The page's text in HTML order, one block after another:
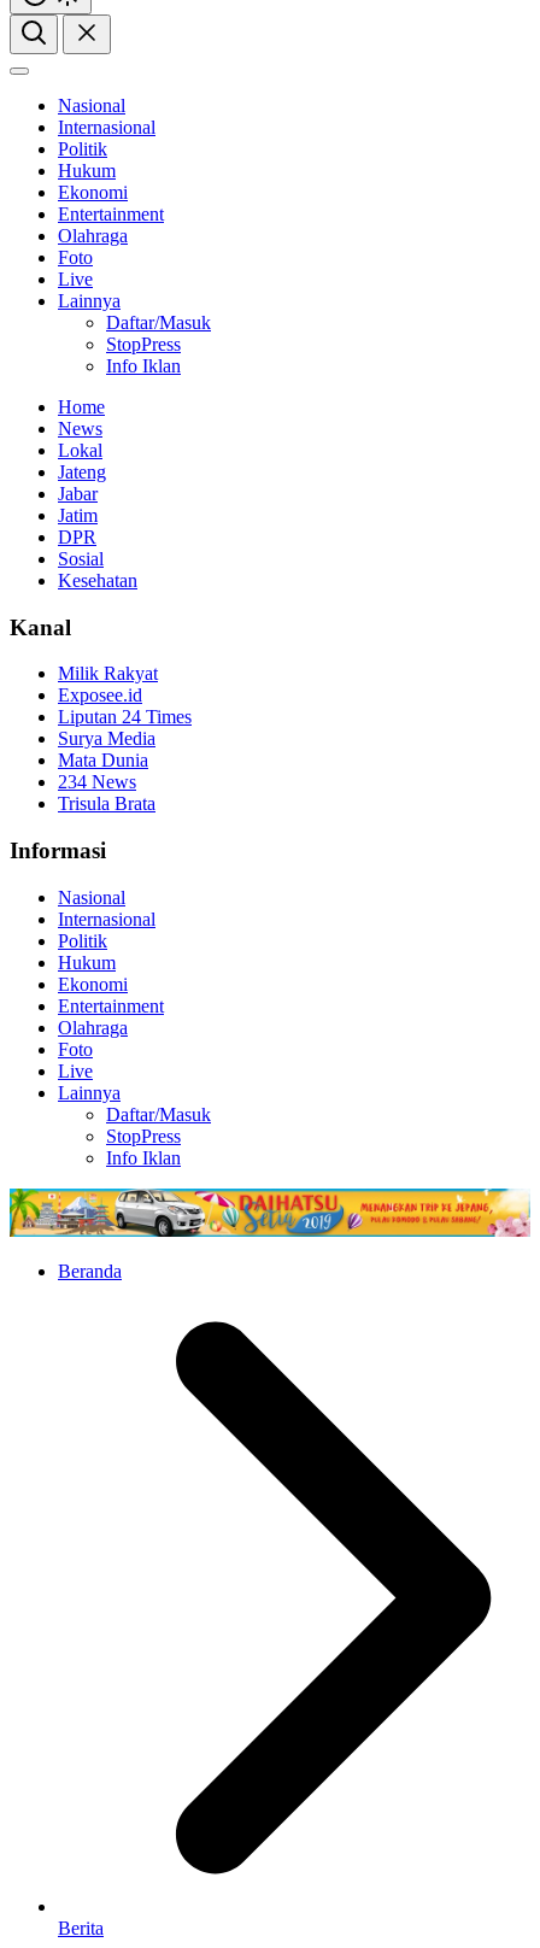
Nasional
Internasional
Politik
Hukum
Ekonomi
Entertainment
Olahraga
Foto
Live
Lainnya
Daftar/Masuk
StopPress
Info Iklan
Home
News
Lokal
Jateng
Jabar
Jatim
DPR
Sosial
Kesehatan
Kanal
Milik Rakyat
Exposee.id
Liputan 24 Times
Surya Media
Mata Dunia
234 News
Trisula Brata
Informasi
Nasional
Internasional
Politik
Hukum
Ekonomi
Entertainment
Olahraga
Foto
Live
Lainnya
Daftar/Masuk
StopPress
Info Iklan
Beranda
Berita